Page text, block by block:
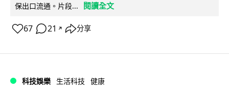
保出口流通。片段...
閱讀全文
67 21 ↗ 分享
科技娛樂 生活科技 健康